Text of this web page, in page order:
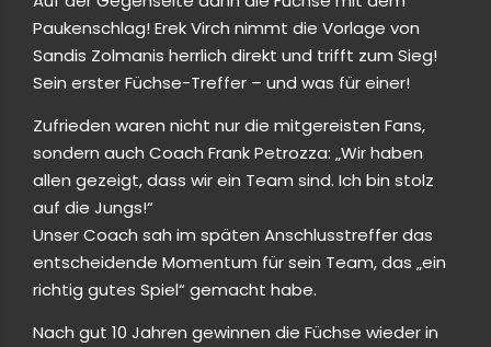
Paukenschlag! Erek Virch nimmt die Vorlage von
Sandis Zolmanis herrlich direkt und trifft zum Sieg!
Sein erster Füchse-Treffer – und was für einer!
Zufrieden waren nicht nur die mitgereisten Fans,
sondern auch Coach Frank Petrozza: „Wir haben
allen gezeigt, dass wir ein Team sind. Ich bin stolz
auf die Jungs!“
Unser Coach sah im späten Anschlusstreffer das
entscheidende Momentum für sein Team, das „ein
richtig gutes Spiel“ gemacht habe.
Nach gut 10 Jahren gewinnen die Füchse wieder in